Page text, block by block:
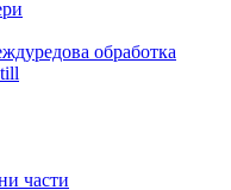
обработка
части